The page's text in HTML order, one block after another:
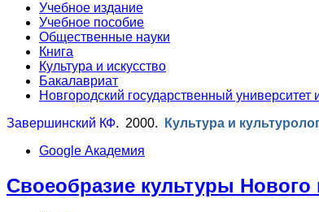
Учебное издание
Учебное пособие
Общественные науки
Книга
Культура и искусство
Бакалавриат
Новгородский государственный
Завершинский КФ. 2000. Культура и
Google Академия
Своеобразие культуры